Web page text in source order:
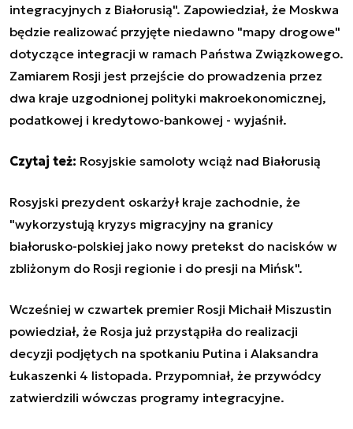
integracyjnych z Białorusią". Zapowiedział, że Moskwa
będzie realizować przyjęte niedawno "mapy drogowe"
dotyczące integracji w ramach Państwa Związkowego.
Zamiarem Rosji jest przejście do prowadzenia przez
dwa kraje uzgodnionej polityki makroekonomicznej,
podatkowej i kredytowo-bankowej - wyjaśnił.
Czytaj też: Rosyjskie samoloty wciąż nad Białorusią
Rosyjski prezydent oskarżył kraje zachodnie, że
"wykorzystują kryzys migracyjny na granicy
białorusko-polskiej jako nowy pretekst do nacisków w
zbliżonym do Rosji regionie i do presji na Mińsk".
Wcześniej w czwartek premier Rosji Michaił Miszustin
powiedział, że Rosja już przystąpiła do realizacji
decyzji podjętych na spotkaniu Putina i Alaksandra
Łukaszenki 4 listopada. Przypomniał, że przywódcy
zatwierdzili wówczas programy integracyjne.